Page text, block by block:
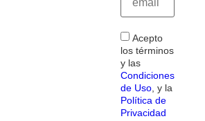
Acepto
los términos
y las
Condiciones
de Uso, y la
Política de
Privacidad